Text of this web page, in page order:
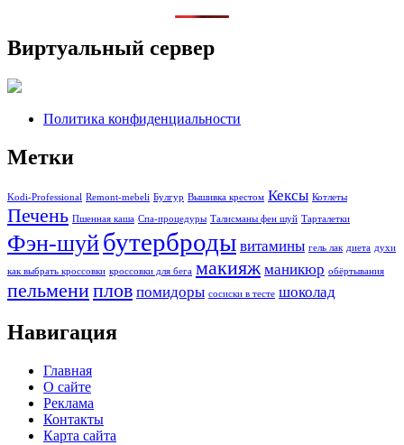
Виртуальный сервер
Политика конфиденциальности
Метки
Kodi-Professional Remont-mebeli Булгур Вышивка крестом Кексы Котлеты
Печень Пшенная каша Спа-процедуры Талисманы фен шуй Тарталетки
Фэн-шуйбутерброды витамины гель лак диета духи
как выбрать кроссовки кроссовки для бега макияж маникюр обёртывания
пельмениплов помидоры сосиски в тесте шоколад
Навигация
Главная
О сайте
Реклама
Контакты
Карта сайта